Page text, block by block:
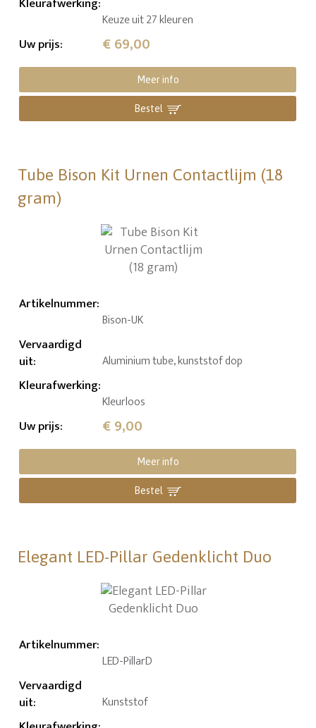
Keuze uit 27 kleuren
Uw prijs: € 69,00
Meer info
Bestel
Tube Bison Kit Urnen Contactlijm (18
gram)
Artikelnummer:
Bison-UK
Vervaardigd
uit: Aluminium tube, kunststof dop
Kleurafwerking:
Kleurloos
Uw prijs: € 9,00
Meer info
Bestel
Elegant LED-Pillar Gedenklicht Duo
Artikelnummer:
LED-PillarD
Vervaardigd
uit: Kunststof